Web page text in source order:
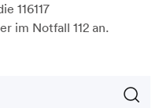
116117
im Notfall 112 an.